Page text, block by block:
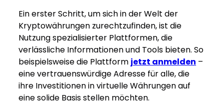
Ein erster Schritt, um sich in der Welt der
Kryptowährungen zurechtzufinden, ist die
Nutzung spezialisierter Plattformen, die
verlässliche Informationen und Tools bieten. So
beispielsweise die Plattform jetzt anmelden –
eine vertrauenswürdige Adresse für alle, die
ihre Investitionen in virtuelle Währungen auf
eine solide Basis stellen möchten.